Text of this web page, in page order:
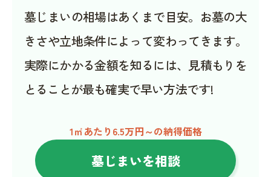
墓じまいの相場はあくまで目安。お墓の大
きさや立地条件によって変わってきます。
実際にかかる金額を知るには、見積もりを
とることが最も確実で早い方法です!
1㎡あたり6.5万円～の納得価格
墓じまいを相談